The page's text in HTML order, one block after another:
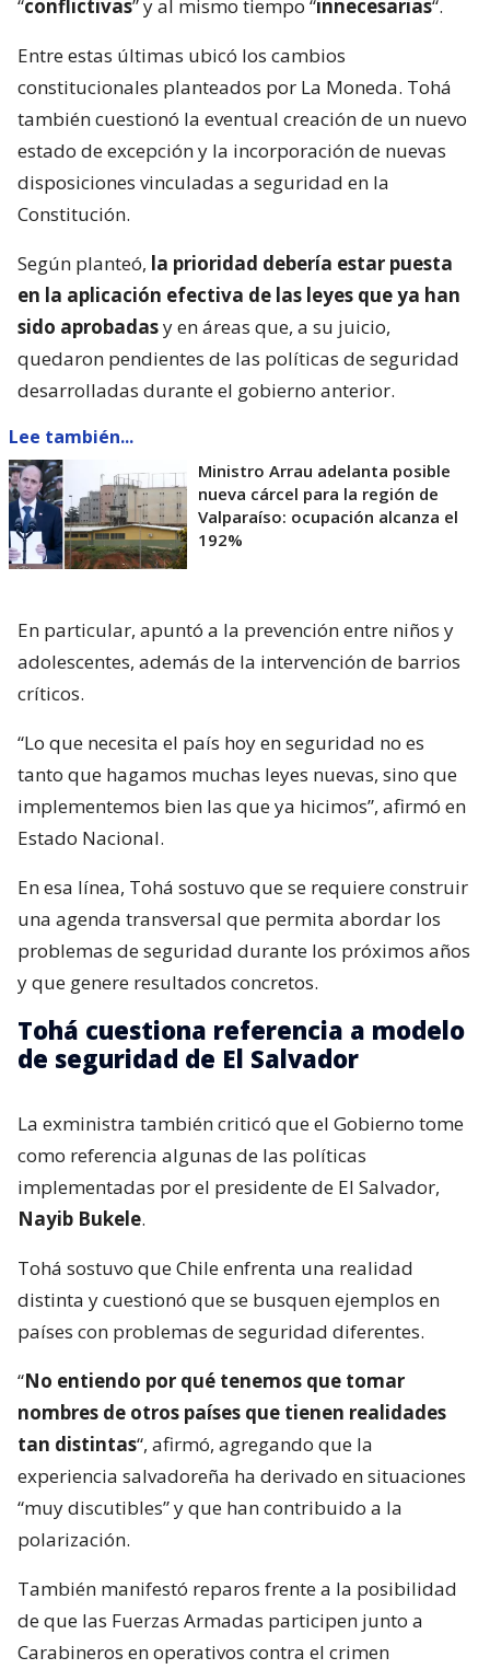
“conflictivas” y al mismo tiempo “innecesarias“.
Entre estas últimas ubicó los cambios
constitucionales planteados por La Moneda. Tohá
también cuestionó la eventual creación de un nuevo
estado de excepción y la incorporación de nuevas
disposiciones vinculadas a seguridad en la
Constitución.
Según planteó, la prioridad debería estar puesta
en la aplicación efectiva de las leyes que ya han
sido aprobadasy en áreas que, a su juicio,
quedaron pendientes de las políticas de seguridad
desarrolladas durante el gobierno anterior.
Lee también...
Ministro Arrau adelanta posible
nueva cárcel para la región de
Valparaíso: ocupación alcanza el
192%
En particular, apuntó a la prevención entre niños y
adolescentes, además de la intervención de barrios
críticos.
“Lo que necesita el país hoy en seguridad no es
tanto que hagamos muchas leyes nuevas, sino que
implementemos bien las que ya hicimos”, afirmó en
Estado Nacional.
En esa línea, Tohá sostuvo que se requiere construir
una agenda transversal que permita abordar los
problemas de seguridad durante los próximos años
y que genere resultados concretos.
Tohá cuestiona referencia a modelo
de seguridad de El Salvador
La exministra también criticó que el Gobierno tome
como referencia algunas de las políticas
implementadas por el presidente de El Salvador,
Nayib Bukele.
Tohá sostuvo que Chile enfrenta una realidad
distinta y cuestionó que se busquen ejemplos en
países con problemas de seguridad diferentes.
“No entiendo por qué tenemos que tomar
nombres de otros países que tienen realidades
tan distintas“, afirmó, agregando que la
experiencia salvadoreña ha derivado en situaciones
“muy discutibles” y que han contribuido a la
polarización.
También manifestó reparos frente a la posibilidad
de que las Fuerzas Armadas participen junto a
Carabineros en operativos contra el crimen